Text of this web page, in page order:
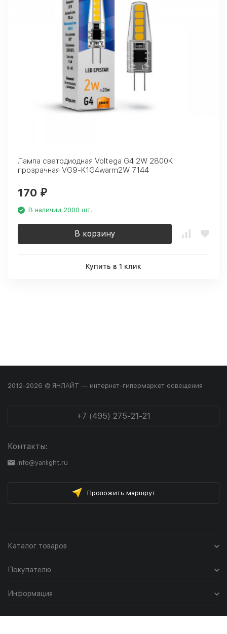
Лампа светодиодная Voltega G4 2W 2800K
прозрачная VG9-K1G4warm2W 7144
170 ₽
В наличии 2000 шт.
В корзину
Купить в 1 клик
2012-2026 © ЯНЛАЙТ — интернет-гипермаркет освещения
+7 (495) 275-21-21
Контакты:
info@yanlight.ru
Проложить маршрут
Каталог товаров
Покупателю
Информация